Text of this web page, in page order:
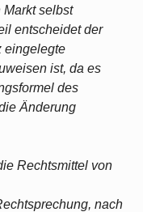
selbst
entscheidet der
eingelegte
ist, da es
des
Änderung
Rechtsmittel von
nach